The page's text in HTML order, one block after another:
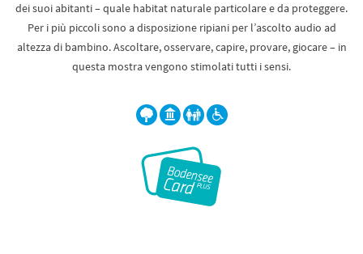
dei suoi abitanti – quale habitat naturale particolare e da proteggere.
Per i più piccoli sono a disposizione ripiani per l’ascolto audio ad
altezza di bambino. Ascoltare, osservare, capire, provare, giocare – in
questa mostra vengono stimolati tutti i sensi.